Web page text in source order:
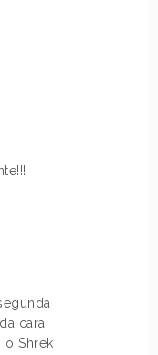
cara
o Shrek